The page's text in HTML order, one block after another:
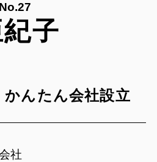
子
んたん会社設立
社